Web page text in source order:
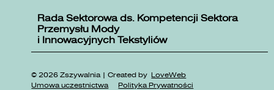
Rada Sektorowa ds. Kompetencji Sektora
Przemysłu Mody
i Innowacyjnych Tekstyliów
© 2026 Zszywalnia | Created by LoveWeb
Umowa uczestnictwa
Polityka Prywatności